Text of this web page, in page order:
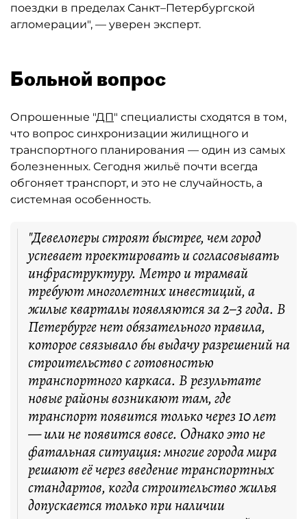
поездки в пределах Санкт–Петербургской
агломерации", — уверен эксперт.
Больной вопрос
Опрошенные "ДП" специалисты сходятся в том,
что вопрос синхронизации жилищного и
транспортного планирования — один из самых
болезненных. Сегодня жильё почти всегда
обгоняет транспорт, и это не случайность, а
системная особенность.
"Девелоперы строят быстрее, чем город
успевает проектировать и согласовывать
инфраструктуру. Метро и трамвай
требуют многолетних инвестиций, а
жилые кварталы появляются за 2–3 года. В
Петербурге нет обязательного правила,
которое связывало бы выдачу разрешений на
строительство с готовностью
транспортного каркаса. В результате
новые районы возникают там, где
транспорт появится только через 10 лет
— или не появится вовсе. Однако это не
фатальная ситуация: многие города мира
решают её через введение транспортных
стандартов, когда строительство жилья
допускается только при наличии